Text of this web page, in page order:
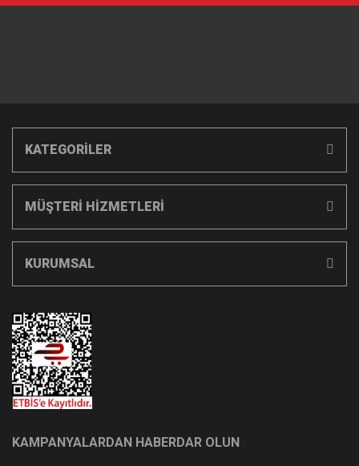
KATEGORİLER
MÜŞTERİ HİZMETLERİ
KURUMSAL
KAMPANYALARDAN HABERDAR OLUN